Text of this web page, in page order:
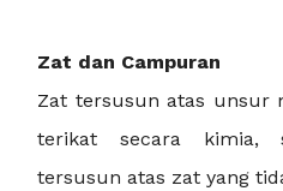
Zat dan Campuran
Zat tersusun atas unsur
terikat secara kimia,
tersusun atas zat yang